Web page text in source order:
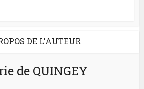
DE L'AUTEUR
de QUINGEY